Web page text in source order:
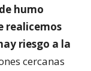
humo
realicemos
riesgo a la
cercanas